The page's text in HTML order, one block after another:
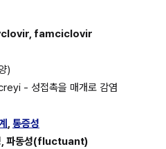
famciclovir
)
- 성접촉을 매개로 감염
, 통증성
, 파동성(fluctuant)